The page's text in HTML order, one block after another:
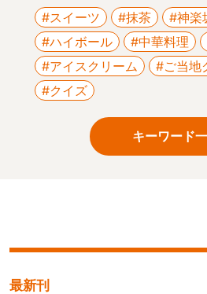
#スイーツ #抹茶 #神楽
#ハイボール
#中華料理
#アイスクリーム
#ご当地
#クイズ
キーワード
最新刊